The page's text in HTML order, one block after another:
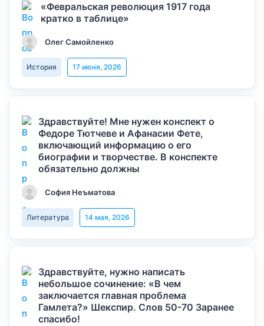
«Февральская революция 1917 года
кратко в таблице»
Олег Самойленко
История 17 июня, 2026
Здравствуйте! Мне нужен конспект о
Федоре Тютчеве и Афанасии Фете,
включающий информацию о его
биографии и творчестве. В конспекте
обязательно должны
София Неъматова
Литература 14 мая, 2026
Здравствуйте, нужно написать
небольшое сочинение: «В чем
заключается главная проблема
Гамлета?» Шекспир. Слов 50-70 Заранее
спасибо!